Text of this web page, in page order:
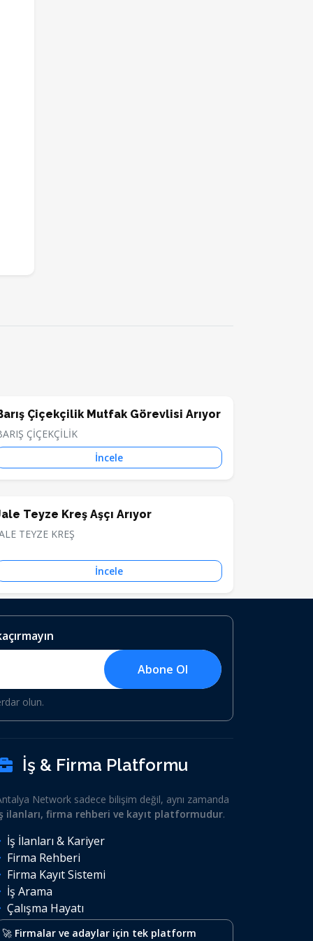
Çiçekçilik Mutfak Görevlisi Arıyor
ÇİÇEKÇİLİK
İncele
Teyze Kreş Aşçı Arıyor
TEYZE KREŞ
İncele
Abone Ol
olun.
İş & Firma Platformu
Network sadece bilişim değil, aynı zamanda
ilanları, firma rehberi ve kayıt platformudur.
İş İlanları & Kariyer
Firma Rehberi
Firma Kayıt Sistemi
İş Arama
Çalışma Hayatı
🚀 Firmalar ve adaylar için tek platform